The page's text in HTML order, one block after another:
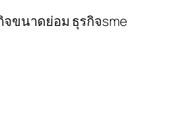
ขนาดย่อม ธุรกิจsme